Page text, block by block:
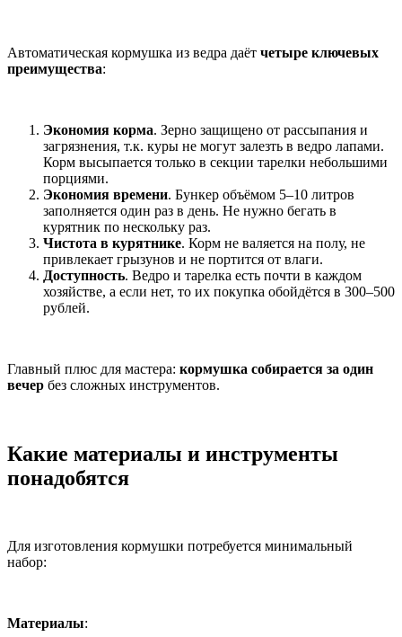
Автоматическая кормушка из ведра даёт четыре ключевых
преимущества:
Экономия корма. Зерно защищено от рассыпания и
загрязнения, т.к. куры не могут залезть в ведро лапами.
Корм высыпается только в секции тарелки небольшими
порциями.
Экономия времени. Бункер объёмом 5–10 литров
заполняется один раз в день. Не нужно бегать в
курятник по нескольку раз.
Чистота в курятнике. Корм не валяется на полу, не
привлекает грызунов и не портится от влаги.
Доступность. Ведро и тарелка есть почти в каждом
хозяйстве, а если нет, то их покупка обойдётся в 300–500
рублей.
Главный плюс для мастера: кормушка собирается за один
вечер без сложных инструментов.
Какие материалы и инструменты
понадобятся
Для изготовления кормушки потребуется минимальный
набор:
Материалы: